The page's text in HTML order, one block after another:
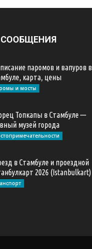
паромов и вапуров в
карта, цены
и мосты
Топкапы в Стамбуле —
музей города
в Стамбуле и проездной
2026 (Istanbulkart)